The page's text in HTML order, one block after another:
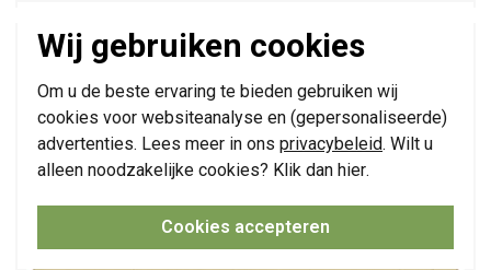
Wij gebruiken cookies
Om u de beste ervaring te bieden gebruiken wij
cookies voor websiteanalyse en (gepersonaliseerde)
advertenties. Lees meer in ons privacybeleid. Wilt u
alleen noodzakelijke cookies? Klik dan hier.
Cookies accepteren
Niko enkelvoudige toets met pijlsymbolen voor
draadloze schakelaar met twee toetsen gold
goated (221-00004)